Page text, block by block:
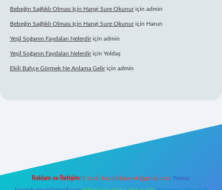
Bebeğin Sağlıklı Olması Için Hangi Sure Okunuriçin admin
Bebeğin Sağlıklı Olması Için Hangi Sure Okunuriçin Harun
Yeşil Soğanın Faydaları Nelerdiriçin admin
Yeşil Soğanın Faydaları Nelerdiriçin Yoldaş
Ekili Bahçe Görmek Ne Anlama Geliriçin admin
Reklam ve İletişim: E-mail: backlinkpaneli@gmail.com Teams: